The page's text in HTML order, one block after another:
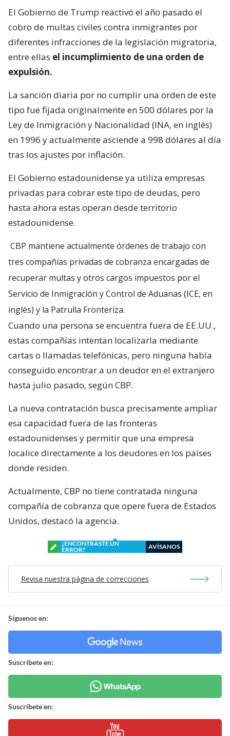
El Gobierno de Trump reactivó el año pasado el
cobro de multas civiles contra inmigrantes por
diferentes infracciones de la legislación migratoria,
entre ellas el incumplimiento de una orden de
expulsión.
La sanción diaria por no cumplir una orden de este
tipo fue fijada originalmente en 500 dólares por la
Ley de Inmigración y Nacionalidad (INA, en inglés)
en 1996 y actualmente asciende a 998 dólares al día
tras los ajustes por inflación.
El Gobierno estadounidense ya utiliza empresas
privadas para cobrar este tipo de deudas, pero
hasta ahora estas operan desde territorio
estadounidense.
CBP mantiene actualmente órdenes de trabajo con
tres compañías privadas de cobranza encargadas de
recuperar multas y otros cargos impuestos por el
Servicio de Inmigración y Control de Aduanas (ICE, en
inglés) y la Patrulla Fronteriza.
Cuando una persona se encuentra fuera de EE.UU.,
estas compañías intentan localizarla mediante
cartas o llamadas telefónicas, pero ninguna había
conseguido encontrar a un deudor en el extranjero
hasta julio pasado, según CBP.
La nueva contratación busca precisamente ampliar
esa capacidad fuera de las fronteras
estadounidenses y permitir que una empresa
localice directamente a los deudores en los países
donde residen.
Actualmente, CBP no tiene contratada ninguna
compañía de cobranza que opere fuera de Estados
Unidos, destacó la agencia.
¿ENCONTRASTE UN
ERROR?
AVÍSANOS
Revisa nuestra página de correcciones
Síguenos en:
Suscríbete en:
Suscríbete en: